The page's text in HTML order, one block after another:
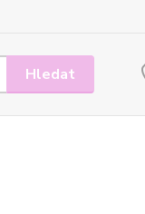
Hledat